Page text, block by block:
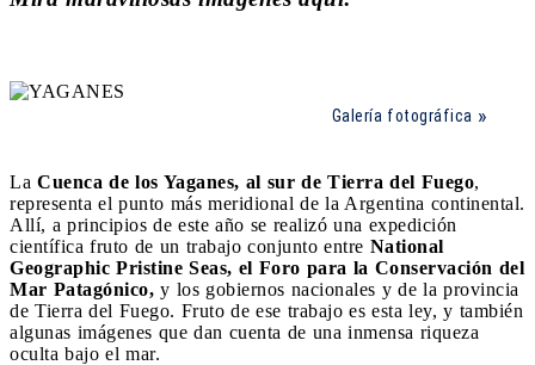
Galería fotográfica
La Cuenca de los Yaganes, al sur de Tierra del Fuego,
representa el punto más meridional de la Argentina continental.
Allí, a principios de este año se realizó una expedición
científica fruto de un trabajo conjunto entre National
Geographic Pristine Seas, el Foro para la Conservación del
Mar Patagónico, y los gobiernos nacionales y de la provincia
de Tierra del Fuego. Fruto de ese trabajo es esta ley, y también
algunas imágenes que dan cuenta de una inmensa riqueza
oculta bajo el mar.